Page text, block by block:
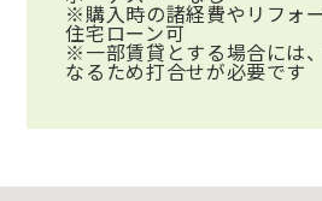
※購入時の諸経費やリフォ
住宅ローン可
※一部賃貸とする場合には
なるため打合せが必要です